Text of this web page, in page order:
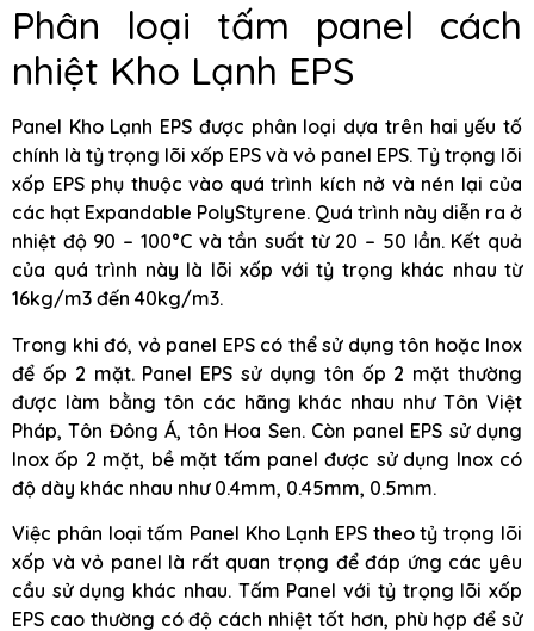
Phân loại tấm panel cách
nhiệt Kho Lạnh EPS
Panel Kho Lạnh EPS được phân loại dựa trên hai yếu tố
chính là tỷ trọng lõi xốp EPS và vỏ panel EPS. Tỷ trọng lõi
xốp EPS phụ thuộc vào quá trình kích nở và nén lại của
các hạt Expandable PolyStyrene. Quá trình này diễn ra ở
nhiệt độ 90 – 100°C và tần suất từ 20 – 50 lần. Kết quả
của quá trình này là lõi xốp với tỷ trọng khác nhau từ
16kg/m3 đến 40kg/m3.
Trong khi đó, vỏ panel EPS có thể sử dụng tôn hoặc Inox
để ốp 2 mặt. Panel EPS sử dụng tôn ốp 2 mặt thường
được làm bằng tôn các hãng khác nhau như Tôn Việt
Pháp, Tôn Đông Á, tôn Hoa Sen. Còn panel EPS sử dụng
Inox ốp 2 mặt, bề mặt tấm panel được sử dụng Inox có
độ dày khác nhau như 0.4mm, 0.45mm, 0.5mm.
Việc phân loại tấm Panel Kho Lạnh EPS theo tỷ trọng lõi
xốp và vỏ panel là rất quan trọng để đáp ứng các yêu
cầu sử dụng khác nhau. Tấm Panel với tỷ trọng lõi xốp
EPS cao thường có độ cách nhiệt tốt hơn, phù hợp để sử